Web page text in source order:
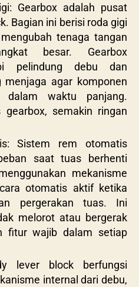
Gearbox adalah pusat
Bagian ini berisi roda gigi
tenaga tangan
besar. Gearbox
pelindung debu dan
agar komponen
waktu panjang.
semakin ringan
Sistem rem otomatis
saat tuas berhenti
mekanisme
otomatis aktif ketika
pergerakan tuas. Ini
melorot atau bergerak
fitur wajib dalam setiap
lever block berfungsi
internal dari debu,